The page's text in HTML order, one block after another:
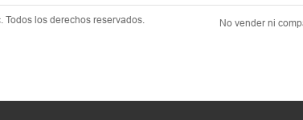
Todos los derechos reservados. No vender ni